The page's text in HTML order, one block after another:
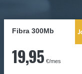
Fibra 300Mb
19,95 €/mes